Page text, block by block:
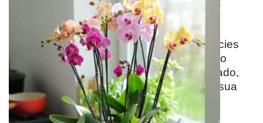
Apenas as terrestres. Nem todas as espécies
podem ser plantadas no solo, algumas são
aéreas ou epífita, e se postas no local errado,
suas raízes podem apodrecer, levando a sua
morte.